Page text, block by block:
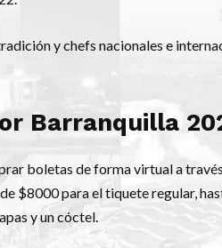
y chefs nacionales e
Barranquilla
boletas de forma virtual a
$8000 para el tiquete regular,
y un cóctel.